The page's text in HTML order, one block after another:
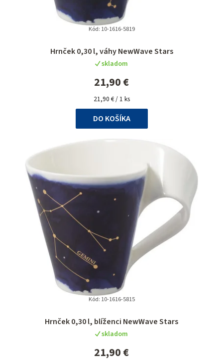
Hrnček 0,30 l, váhy NewWave Stars
skladom
21,90 €
Jednotková
cena:
21,90 € / 1 ks
DO KOŠÍKA
Kód: 10-1616-5819
Hrnček 0,30 l, blíženci NewWave Stars
skladom
21,90 €
Kód: 10-1616-5815